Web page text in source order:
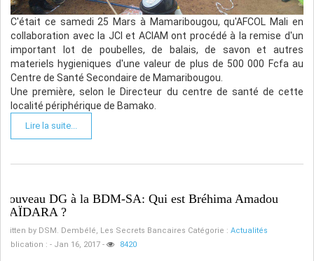
C'était ce samedi 25 Mars à Mamaribougou, qu'AFCOL Mali en
collaboration avec la JCI et ACIAM ont procédé à la remise d'un
important lot de poubelles, de balais, de savon et autres
materiels hygieniques d'une valeur de plus de 500 000 Fcfa au
Centre de Santé Secondaire de Mamaribougou.
Une première, selon le Directeur du centre de santé de cette
localité périphérique de Bamako.
Lire la suite...
Nouveau DG à la BDM-SA: Qui est Bréhima Amadou
HAÏDARA ?
Written by DSM. Dembélé, Les Secrets Bancaires Catégorie : Actualités
Publication : - Jan 16, 2017 - 8420